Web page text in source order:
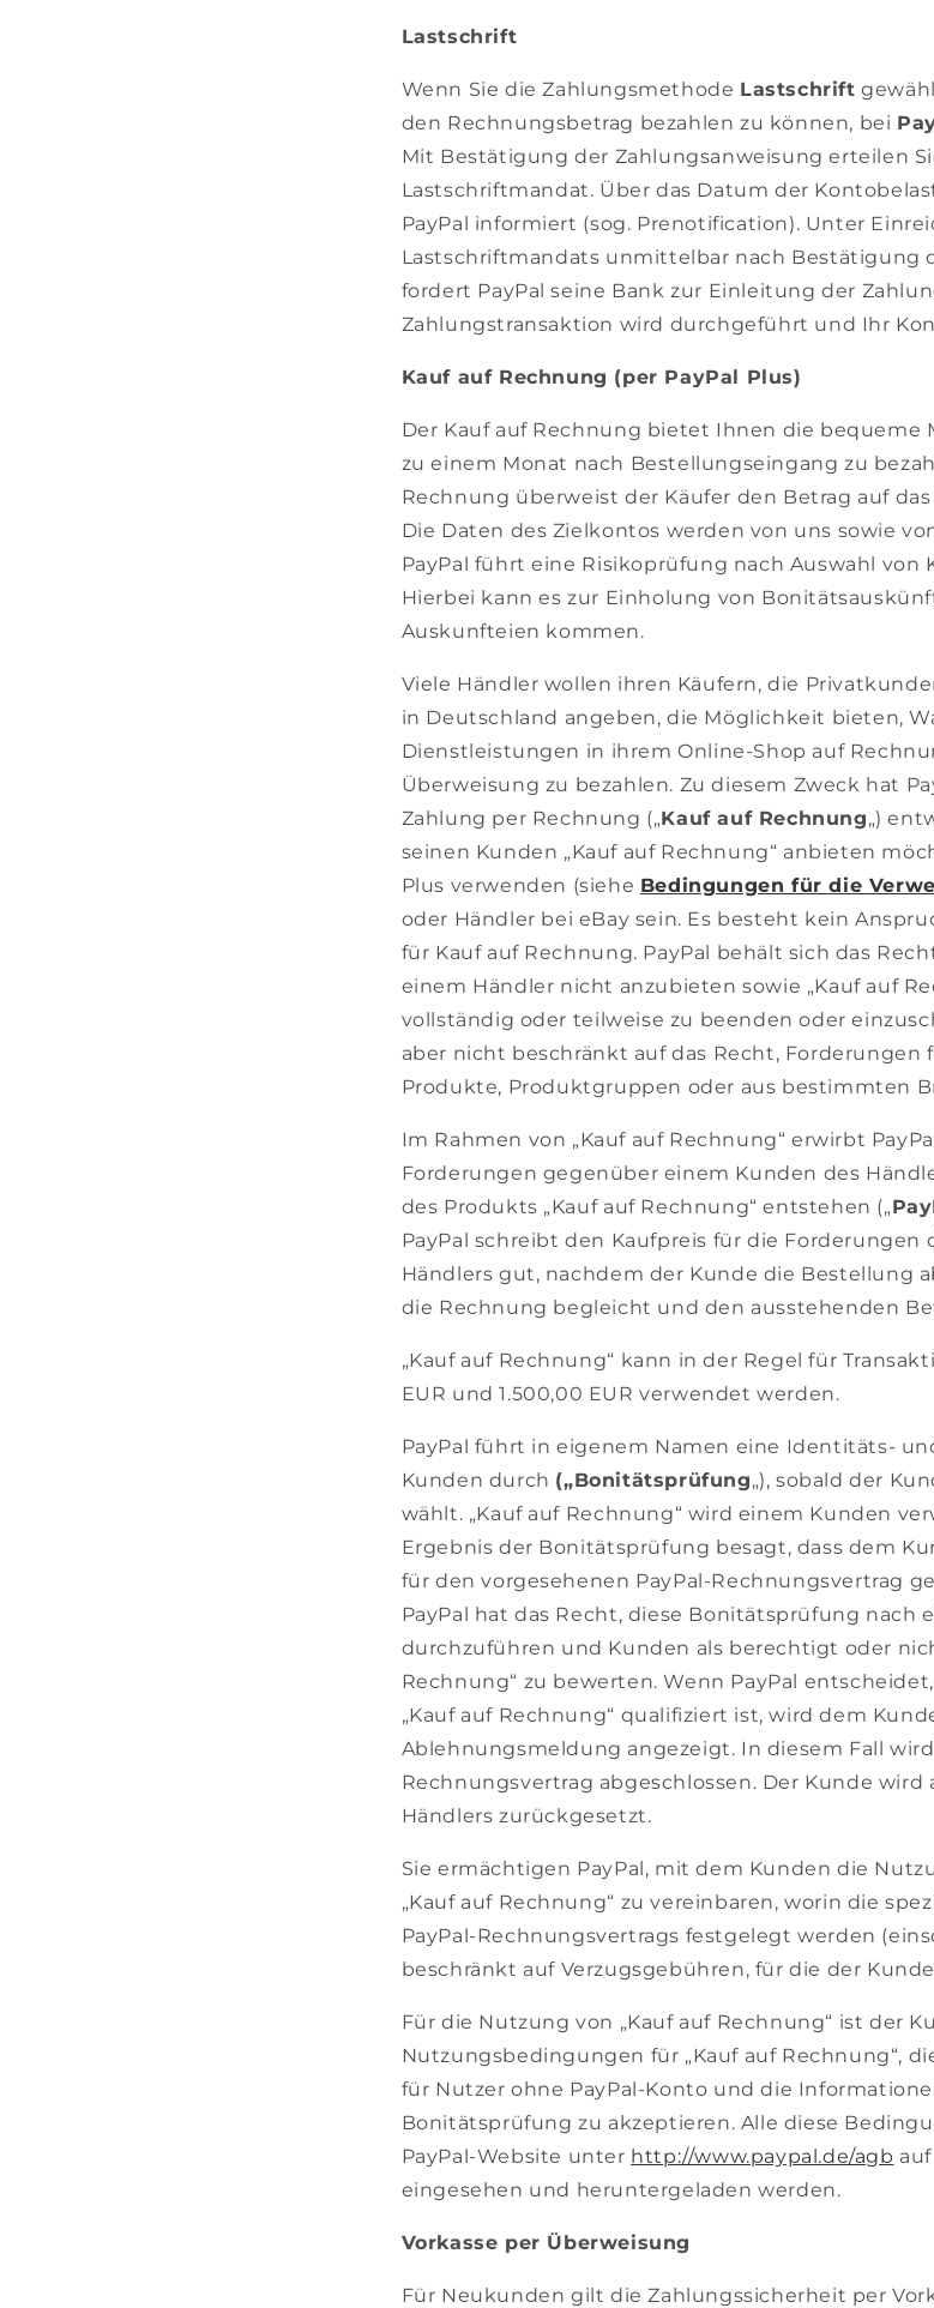
Lastschrift
Wenn Sie die Zahlungsmethode Lastschrift
den Rechnungsbetrag bezahlen zu können, bei
Mit Bestätigung der Zahlungsanweisung erteilen
Lastschriftmandat. Über das Datum der
PayPal informiert (sog. Prenotification). Unter
Lastschriftmandats unmittelbar nach Bestätigung
fordert PayPal seine Bank zur Einleitung der
Zahlungstransaktion wird durchgeführt und Ihr
Kauf auf Rechnung (per PayPal Plus)
Der Kauf auf Rechnung bietet Ihnen die bequeme
zu einem Monat nach Bestellungseingang zu
Rechnung überweist der Käufer den Betrag auf
Die Daten des Zielkontos werden von uns sowie
PayPal führt eine Risikoprüfung nach Auswahl von
Hierbei kann es zur Einholung von
Auskunfteien kommen.
Viele Händler wollen ihren Käufern, die
in Deutschland angeben, die Möglichkeit bieten,
Dienstleistungen in ihrem Online-Shop auf
Überweisung zu bezahlen. Zu diesem Zweck hat
Zahlung per Rechnung („Kauf auf Rechnung„)
seinen Kunden „Kauf auf Rechnung“ anbieten
Plus verwenden (siehe Bedingungen für die
oder Händler bei eBay sein. Es besteht kein
für Kauf auf Rechnung. PayPal behält sich das
einem Händler nicht anzubieten sowie „Kauf auf
vollständig oder teilweise zu beenden oder
aber nicht beschränkt auf das Recht, Forderungen
Produkte, Produktgruppen oder aus bestimmten
Im Rahmen von „Kauf auf Rechnung“ erwirbt
Forderungen gegenüber einem Kunden des
des Produkts „Kauf auf Rechnung“ entstehen („
PayPal schreibt den Kaufpreis für die Forderungen
Händlers gut, nachdem der Kunde die Bestellung
die Rechnung begleicht und den ausstehenden
„Kauf auf Rechnung“ kann in der Regel für
EUR und 1.500,00 EUR verwendet werden.
PayPal führt in eigenem Namen eine Identitäts-
Kunden durch („Bonitätsprüfung„), sobald der
wählt. „Kauf auf Rechnung“ wird einem Kunden
Ergebnis der Bonitätsprüfung besagt, dass dem
für den vorgesehenen PayPal-Rechnungsvertrag
PayPal hat das Recht, diese Bonitätsprüfung nach
durchzuführen und Kunden als berechtigt oder
Rechnung“ zu bewerten. Wenn PayPal
„Kauf auf Rechnung“ qualifiziert ist, wird dem
Ablehnungsmeldung angezeigt. In diesem Fall
Rechnungsvertrag abgeschlossen. Der Kunde wird
Händlers zurückgesetzt.
Sie ermächtigen PayPal, mit dem Kunden die
„Kauf auf Rechnung“ zu vereinbaren, worin die
PayPal-Rechnungsvertrags festgelegt werden
beschränkt auf Verzugsgebühren, für die der
Für die Nutzung von „Kauf auf Rechnung“ ist der
Nutzungsbedingungen für „Kauf auf Rechnung“,
für Nutzer ohne PayPal-Konto und die
Bonitätsprüfung zu akzeptieren. Alle diese
PayPal-Website unter http://www.paypal.de/agb
eingesehen und heruntergeladen werden.
Vorkasse per Überweisung
Für Neukunden gilt die Zahlungssicherheit per